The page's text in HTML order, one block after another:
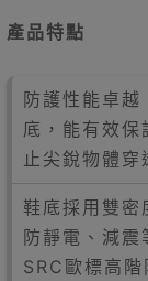
產品特點
防護性能卓
底，能有效保
止尖銳物體穿
鞋底採用雙密
防靜電、減
SRC歐標高階